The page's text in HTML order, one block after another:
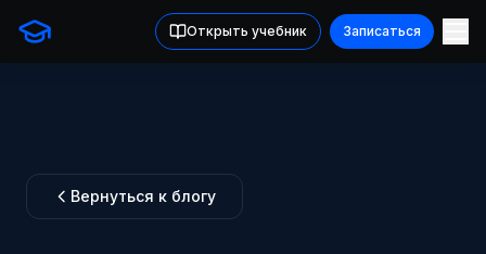
Открыть учебник Записаться
Вернуться к блогу